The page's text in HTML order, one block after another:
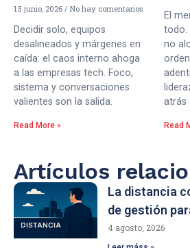
13 junio, 2026 No hay comentarios
Decidir solo, equipos
desalineados y márgenes en
caída: el caos interno ahoga
a las empresas tech. Foco,
sistema y conversaciones
valientes son la salida.
Read More »
El
todo.
no
atrás
Read
Artículos
La distancia
de gestión
4 agosto, 2026